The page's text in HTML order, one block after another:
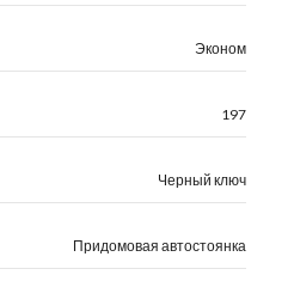
Эконом
197
Черный ключ
Придомовая автостоянка